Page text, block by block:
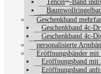
Tencel
-Band
Geschenkband
Geschenkband 4c-
Geschenkband 4c-
personalisierte
Eröffnungsbänder mit
Eröffnungsband mit
Eröffnungsband